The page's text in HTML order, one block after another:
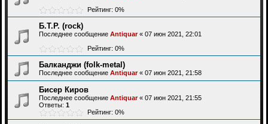
Рейтинг: 0%
Б.Т.Р. (rock)
Последнее сообщение Antiquar« 07 июн 2021, 22:01
Рейтинг: 0%
Балканджи (folk-metal)
Последнее сообщение Antiquar« 07 июн 2021, 21:58
Бисер Киров
Последнее сообщение Antiquar« 07 июн 2021, 21:55
Ответы: 1
Рейтинг: 0%